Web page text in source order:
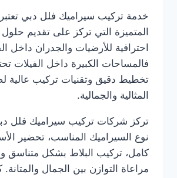
خدمة تركيب سيراميك فلل دبي
المتميزة التي تركز على تقديم
احترافية للأرضيات والجدران داخل
فالمساحات الكبيرة داخل الفيلات
تخطيط دقيق وتقنيات تركيب عالية
المثالية والجمالية.
تركز شركات تركيب سيراميك فلل
نوع السيراميك المناسب، تحضير
كامل، تركيب البلاط بشكل متناسق
مراعاة التوازن بين الجمال